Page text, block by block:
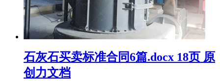
石灰石买卖标准合同6篇.docx 18页 原
创力文档